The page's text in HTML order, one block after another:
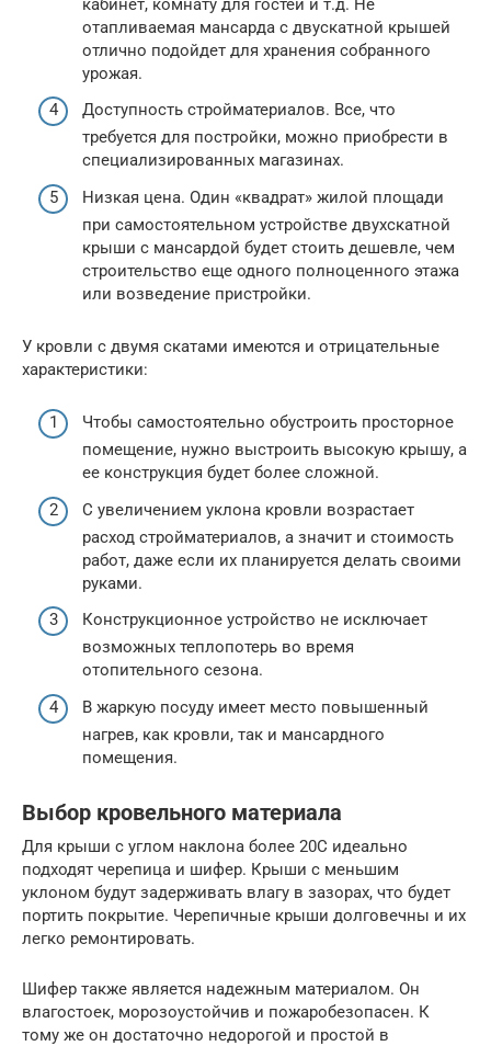
кабинет, комнату для гостей и т.д. Не
отапливаемая мансарда с двускатной крышей
отлично подойдет для хранения собранного
урожая.
Доступность стройматериалов. Все, что
требуется для постройки, можно приобрести в
специализированных магазинах.
Низкая цена. Один «квадрат» жилой площади
при самостоятельном устройстве двухскатной
крыши с мансардой будет стоить дешевле, чем
строительство еще одного полноценного этажа
или возведение пристройки.
У кровли с двумя скатами имеются и отрицательные
характеристики:
Чтобы самостоятельно обустроить просторное
помещение, нужно выстроить высокую крышу, а
ее конструкция будет более сложной.
С увеличением уклона кровли возрастает
расход стройматериалов, а значит и стоимость
работ, даже если их планируется делать своими
руками.
Конструкционное устройство не исключает
возможных теплопотерь во время
отопительного сезона.
В жаркую посуду имеет место повышенный
нагрев, как кровли, так и мансардного
помещения.
Выбор кровельного материала
Для крыши с углом наклона более 20C идеально
подходят черепица и шифер. Крыши с меньшим
уклоном будут задерживать влагу в зазорах, что будет
портить покрытие. Черепичные крыши долговечны и их
легко ремонтировать.
Шифер также является надежным материалом. Он
влагостоек, морозоустойчив и пожаробезопасен. К
тому же он достаточно недорогой и простой в